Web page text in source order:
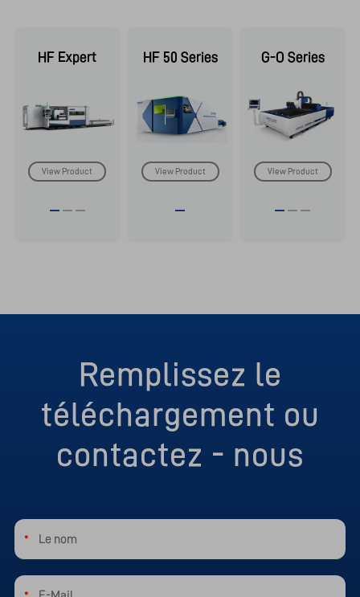
HF Expert
View Product
HF 50 Series
View Product
G-O Series
View Product
Remplissez le
téléchargement ou
contactez - nous
*